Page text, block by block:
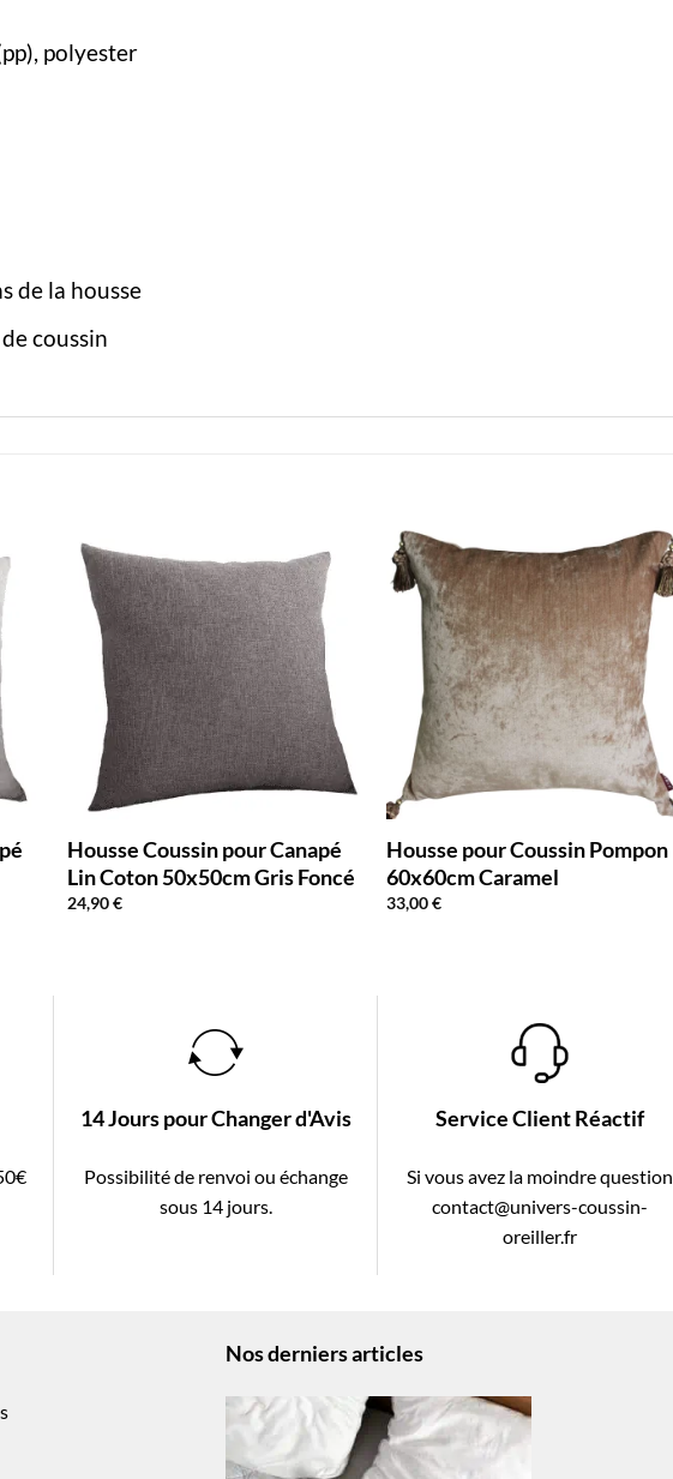
polyester
de la housse
coussin
Housse Coussin pour Canapé
Lin Coton 50x50cm Gris Foncé
24,90€
Housse pour Coussin Pompon
60x60cm Caramel
33,00€
14 Jours pour Changer d'Avis
Possibilité de renvoi ou échange
sous 14 jours.
Service Client Réactif
Si vous avez la moindre question
contact@univers-coussin-
oreiller.fr
Nos derniers articles